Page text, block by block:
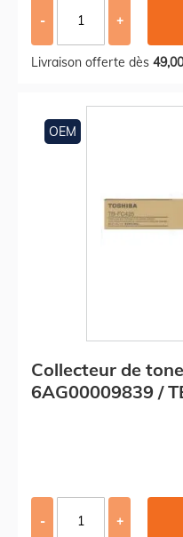
- +
Livraison offerte dès
OEM
Collecteur de
6AG00009839 /
- +